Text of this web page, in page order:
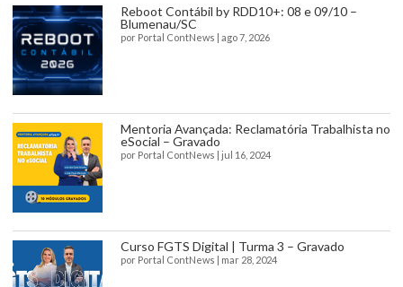
Reboot Contábil by RDD10+: 08 e 09/10 –
Blumenau/SC
por Portal ContNews | ago 7, 2026
Mentoria Avançada: Reclamatória Trabalhista no
eSocial – Gravado
por Portal ContNews | jul 16, 2024
Curso FGTS Digital | Turma 3 – Gravado
por Portal ContNews | mar 28, 2024